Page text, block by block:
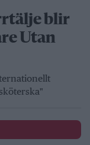
blir
Utan